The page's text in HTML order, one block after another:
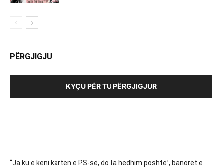
PËRGJIGJU
KYÇU PËR TU PËRGJIGJUR
“Ja ku e keni kartën e PS-së, do ta hedhim poshtë”, banorët e